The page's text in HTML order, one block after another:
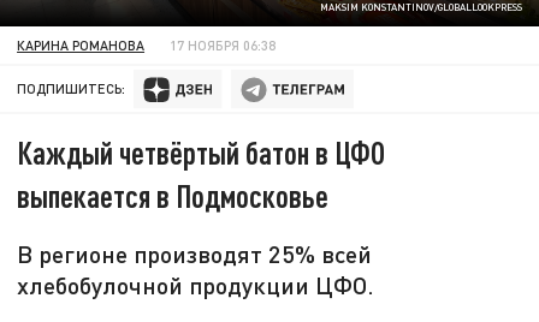
MAKSIM KONSTANTINOV/GLOBALLOOKPRESS
КАРИНА РОМАНОВА 17 НОЯБРЯ 06:38
ПОДПИШИТЕСЬ:
Каждый четвёртый батон в ЦФО
выпекается в Подмосковье
В регионе производят 25% всей
хлебобулочной продукции ЦФО.